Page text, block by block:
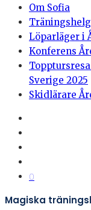
Om Sofia
Löparläger i
Konferens
Sverige 2025
Skidlärare
0
Magiska